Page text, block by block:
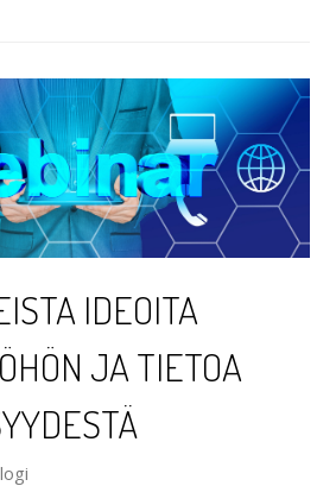
IDEOITA
JA TIETOA